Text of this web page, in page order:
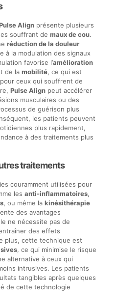
Alignprésente plusieurs
souffrant de maux de cou.
réduction de la douleur
à la modulation des signaux
favorise l’amélioration
de la mobilité, ce qui est
ceux qui souffrent de
Pulse Alignpeut accélérer
musculaires ou des
de guérison plus
les patients peuvent
plus rapidement,
à des traitements plus
traitements
couramment utilisées pour
les anti-inflammatoires,
, ou même la kinésithérapie
des avantages
ne nécessite pas de
des effets
plus, cette technique est
, ce qui minimise le risque
alternative à ceux qui
intrusives. Les patients
tangibles après quelques
de cette technologie